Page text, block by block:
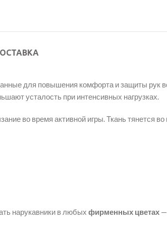
для повышения комфорта и защиты рук
усталость при интенсивных нагрузках.
во время активной игры. Ткань тянется
нарукавники в любых фирменных цветах —